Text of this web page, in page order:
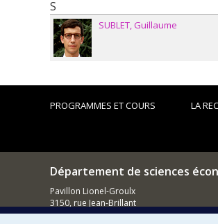
S
SUBLET Guillaume
PROGRAMMES ET COURS LA
Département de sciences
Pavillon Lionel-Groulx
3150, rue Jean-Brillant
Montréal (QC)